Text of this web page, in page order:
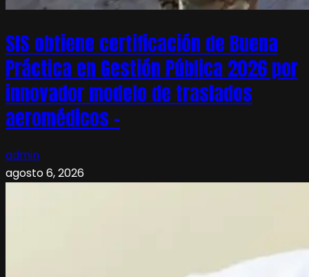
SIS obtiene certificación de Buena
Práctica en Gestión Pública 2026 por
innovador modelo de traslados
aeromédicos –
admin
agosto 6, 2026